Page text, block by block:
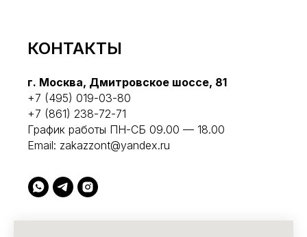
КОНТАКТЫ
г. Москва, Дмитровское шоссе, 81
+7 (495) 019-03-80
+7 (861) 238-72-71
График работы ПН-СБ 09.00 — 18.00
Email: zakazzont@yandex.ru